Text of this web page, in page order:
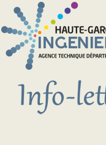
Aller au contenu principal